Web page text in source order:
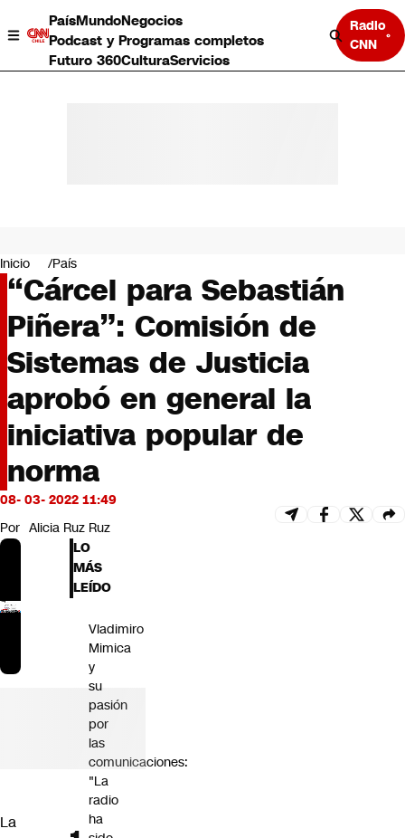
PaísMundoNegocios
Podcast y Programas completos
Futuro 360CulturaServicios
Radio
CNN
Negocios
Deportes
Programas completos
Cultura
Servicios
Bits
CNN tiempo
Futuro 360
Opinión
Inicio País
“Cárcel para Sebastián
Piñera”: Comisión de
Sistemas de Justicia
aprobó en general la
iniciativa popular de
norma
08- 03- 2022 11:49
Por Alicia Ruz Ruz
La
LO
MÁS
LEÍDO
Vladimiro
Mimica
y
su
pasión
por
las
comunicaciones:
"La
radio
ha